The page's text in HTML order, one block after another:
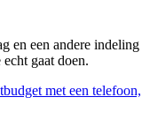
en een andere indeling
gaat doen.